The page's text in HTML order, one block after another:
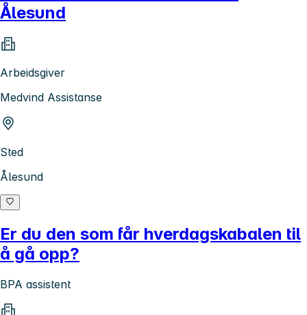
Ålesund
Arbeidsgiver
Medvind Assistanse
Sted
Ålesund
Er du den som får hverdagskabalen til
å gå opp?
BPA assistent